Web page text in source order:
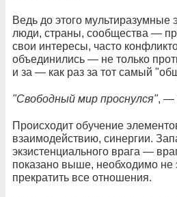
Ведь до этого
люди, страны, сообщества —
свои интересы, часто
объединились — не только
и за — как раз за тот самый
"Свободный мир проснулся", —
Происходит обучение
взаимодействию, синергии.
экзистенциального врага —
показано выше, необходимо не
прекратить все отношения.